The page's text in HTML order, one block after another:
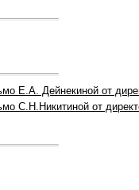
Е.А. Дейнекиной от
С.Н.Никитиной от